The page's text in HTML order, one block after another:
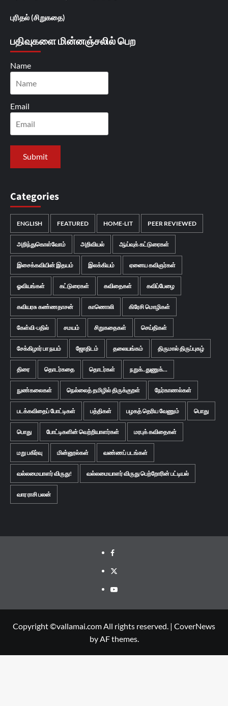
புரிதல் (சிறுகதை)
பதிவுகளை மின்னஞ்சலில் பெற
Name
Email
Categories
ENGLISH FEATURED HOME-LIT PEER REVIEWED
அறிந்துகொள்வோம் அறிவியல் ஆய்வுக் கட்டுரைகள்
இசைக்கவியின் இதயம் இலக்கியம் ஏனைய கவிஞர்கள்
ஓவியங்கள் கட்டுரைகள் கவிதைகள் கவிப்பேழை
கவியரசு கண்ணதாசன் காணொலி கிரேசி மொழிகள்
கேள்வி-பதில் சமயம் சிறுகதைகள் செய்திகள்
சேக்கிழார் பா நயம் ஜோதிடம் தலையங்கம் திருமால் திருப்புகழ்
திரை தொடர்கதை தொடர்கள் நறுக்..துணுக்...
நுண்கலைகள் நெல்லைத் தமிழில் திருக்குறள் நேர்காணல்கள்
படக்கவிதைப் போட்டிகள் பத்திகள் பழகத் தெரிய வேணும் பொது
பொது போட்டிகளின் வெற்றியாளர்கள் மரபுக் கவிதைகள்
மறு பகிர்வு மின்னூல்கள் வண்ணப் படங்கள்
வல்லமையாளர் விருது! வல்லமையாளர் விருது பெற்றோரின் பட்டியல்
வார ராசி பலன்
Facebook
Twitter
Youtube
Copyright ©vallamai.com All rights reserved. | CoverNews
by AF themes.